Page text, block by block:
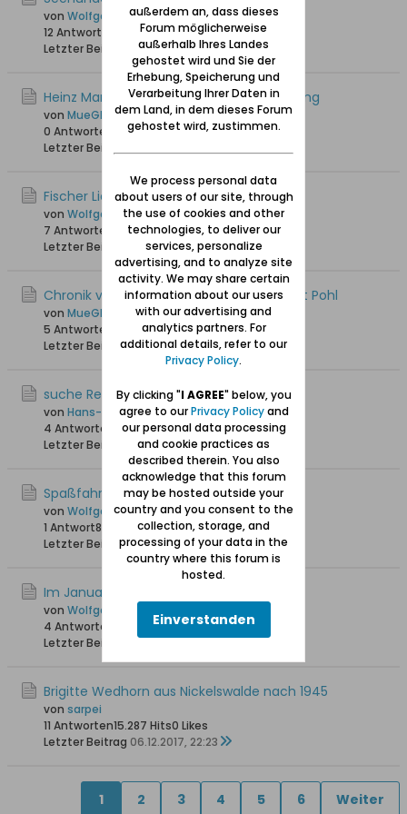
von Wolfgang
12 Antworten
8.731 Hits0 Likes
Letzter Beitrag
23.03.2023, 17:52
Heinz Mandey spricht das Platt der Nehrung
von MueGlo
0 Antworten
8.295 Hits0 Likes
Letzter Beitrag
Fischer Lietzows Leben
von Wolfgang
7 Antworten
18.456 Hits0 Likes
Letzter Beitrag
13.09.2021, 21:03
Chronik von Nickelswalde von Heinz Albert Pohl
von MueGlo
5 Antworten
20.114 Hits0 Likes
Letzter Beitrag08.12.2019, 19:34
suche Rezept "Rollplatz"
von Hans-Joachim
4 Antworten
10.227 Hits0 Likes
Letzter Beitrag
04.09.2019, 15:23
Spaßfahrt auf der Weichsel
von Wolfgang
1 Antwort8.779 Hits0 Likes
Letzter Beitrag28.08.2018, 20:08
Im Januar 2017 an der Weichsel
von Wolfgang
4 Antworten
10.595 Hits0 Likes
Letzter Beitrag
13.01.2018, 01:33
Brigitte Wedhorn aus Nickelswalde nach 1945
von sarpei
11 Antworten15.287 Hits0 Likes
Letzter Beitrag 06.12.2017, 22:23
1 2 3 4 5 6 Weiter
außerdem an, dass dieses
Forum möglicherweise
außerhalb Ihres Landes
gehostet wird und Sie der
Erhebung, Speicherung und
Verarbeitung Ihrer Daten in
dem Land, in dem dieses Forum
gehostet wird, zustimmen.
We process personal data
about users of our site, through
the use of cookies and other
technologies, to deliver our
services, personalize
advertising, and to analyze site
activity. We may share certain
information about our users
with our advertising and
analytics partners. For
additional details, refer to our
Privacy Policy.
By clicking "I AGREE" below, you
agree to ourPrivacy Policyand
our personal data processing
and cookie practices as
described therein. You also
acknowledge that this forum
may be hosted outside your
country and you consent to the
collection, storage, and
processing of your data in the
country where this forum is
hosted.
Einverstanden